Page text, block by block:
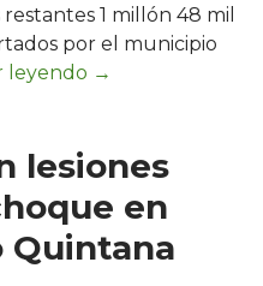
1 millón 48 mil
por el municipio
lesiones
en
Quintana